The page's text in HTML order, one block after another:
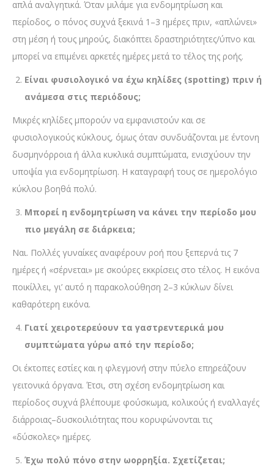
απλά αναλγητικά. Όταν μιλάμε για ενδομητρίωση και
περίοδος, ο πόνος συχνά ξεκινά 1–3 ημέρες πριν, «απλώνει»
στη μέση ή τους μηρούς, διακόπτει δραστηριότητες/ύπνο και
μπορεί να επιμένει αρκετές ημέρες μετά το τέλος της ροής.
Είναι φυσιολογικό να έχω κηλίδες (spotting) πριν ή
ανάμεσα στις περιόδους;
Μικρές κηλίδες μπορούν να εμφανιστούν και σε
φυσιολογικούς κύκλους, όμως όταν συνδυάζονται με έντονη
δυσμηνόρροια ή άλλα κυκλικά συμπτώματα, ενισχύουν την
υποψία για ενδομητρίωση. Η καταγραφή τους σε ημερολόγιο
κύκλου βοηθά πολύ.
Μπορεί η ενδομητρίωση να κάνει την περίοδο μου
πιο μεγάλη σε διάρκεια;
Ναι. Πολλές γυναίκες αναφέρουν ροή που ξεπερνά τις 7
ημέρες ή «σέρνεται» με σκούρες εκκρίσεις στο τέλος. Η εικόνα
ποικίλλει, γι’ αυτό η παρακολούθηση 2–3 κύκλων δίνει
καθαρότερη εικόνα.
Γιατί χειροτερεύουν τα γαστρεντερικά μου
συμπτώματα γύρω από την περίοδο;
Οι έκτοπες εστίες και η φλεγμονή στην πύελο επηρεάζουν
γειτονικά όργανα. Έτσι, στη σχέση ενδομητρίωση και
περίοδος συχνά βλέπουμε φούσκωμα, κολικούς ή εναλλαγές
διάρροιας–δυσκοιλιότητας που κορυφώνονται τις
«δύσκολες» ημέρες.
Έχω πολύ πόνο στην ωορρηξία. Σχετίζεται;